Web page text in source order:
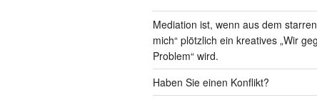
Mediation ist, wenn aus dem
mich“ plötzlich ein kreatives „Wir
Problem“ wird.
Haben Sie einen Konflikt?